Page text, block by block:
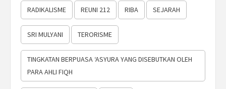
RADIKALISME REUNI 212 RIBA SEJARAH
SRI MULYANI TERORISME
TINGKATAN BERPUASA ‘ASYURA YANG DISEBUTKAN OLEH
PARA AHLI FIQH